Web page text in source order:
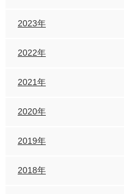
2023年
2022年
2021年
2020年
2019年
2018年